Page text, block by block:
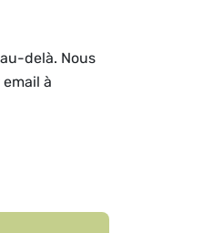
delà. Nous
à